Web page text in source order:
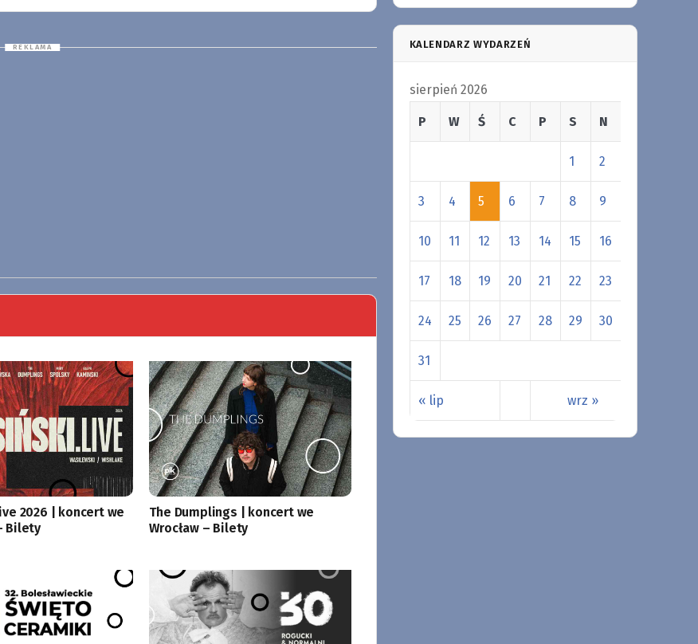
2026 | koncert we
Bilety
The Dumplings | koncert we
Wrocław – Bilety
KALENDARZ WYDARZEŃ
sierpień 2026
P W Ś C P S N
« lip wrz »
1 2
3 4 5 6 7 8 9
10 11 12 13 14 15 16
17 18 19 20 21 22 23
24 25 26 27 28 29 30
31